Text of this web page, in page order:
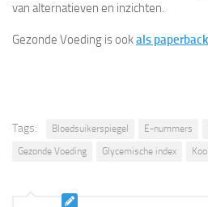
van alternatieven en inzichten.
Gezonde Voeding is ookals paperback
Tags: Bloedsuikerspiegel E-nummers
Gezonde Voeding
Glycemische index